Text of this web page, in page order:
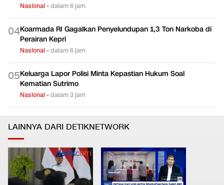
Nasional •dalam 6 jam
04Koarmada RI Gagalkan Penyelundupan 1,3 Ton Narkoba di
Perairan Kepri
Nasional •dalam 6 jam
05Keluarga Lapor Polisi Minta Kepastian Hukum Soal
Kematian Sutrimo
Nasional •dalam 3 jam
LAINNYA DARI DETIKNETWORK